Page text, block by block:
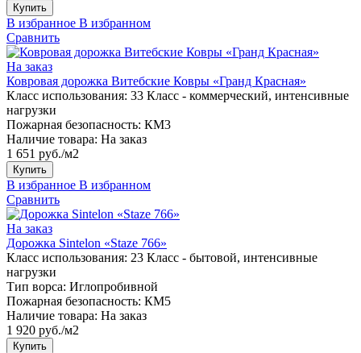
Купить
В избранное В избранном
Сравнить
На заказ
Ковровая дорожка Витебские Ковры «Гранд Красная»
Класс использования: 33 Класс - коммерческий, интенсивные
нагрузки
Пожарная безопасность: КМ3
Наличие товара: На заказ
1 651 руб./м2
Купить
В избранное В избранном
Сравнить
На заказ
Дорожка Sintelon «Staze 766»
Класс использования: 23 Класс - бытовой, интенсивные
нагрузки
Тип ворса: Иглопробивной
Пожарная безопасность: КМ5
Наличие товара: На заказ
1 920 руб./м2
Купить